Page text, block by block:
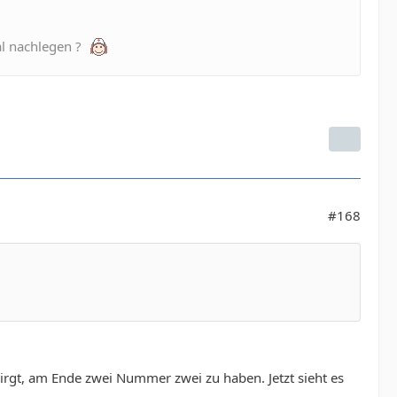
nachlegen ?
#168
am Ende zwei Nummer zwei zu haben. Jetzt sieht es